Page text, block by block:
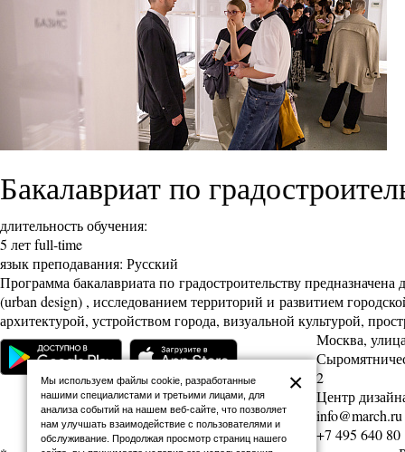
Бакалавриат по
длительность обучения:
5 лет full-time
язык преподавания: Русский
Программа бакалавриата по градостроительству
(urban design) , исследованием территорий и развитием
архитектурой, устройством города, визуальной культурой,
Москва,
2
Центр
info@march.ru
+7 495 640 80
×
Мы используем файлы cookie, разработанные
нашими специалистами и третьими лицами, для
анализа событий на нашем веб-сайте, что позволяет
нам улучшать взаимодействие с пользователями и
обслуживание. Продолжая просмотр страниц нашего